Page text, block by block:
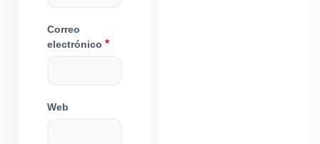
Correo
electrónico *
Web